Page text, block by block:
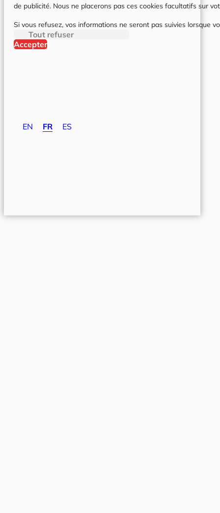
EN FR ES
de publicité. Nous ne placerons pas ces cookies facultatifs sur
Si vous refusez, vos informations ne seront pas suivies lorsque
Tout refuser
Accepter